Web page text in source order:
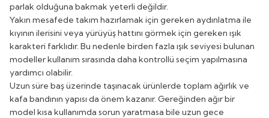
parlak olduğuna bakmak yeterli değildir.
Yakın mesafede takım hazırlamak için gereken aydınlatma ile
kıyının ilerisini veya yürüyüş hattını görmek için gereken ışık
karakteri farklıdır. Bu nedenle birden fazla ışık seviyesi bulunan
modeller kullanım sırasında daha kontrollü seçim yapılmasına
yardımcı olabilir.
Uzun süre baş üzerinde taşınacak ürünlerde toplam ağırlık ve
kafa bandının yapısı da önem kazanır. Gereğinden ağır bir
model kısa kullanımda sorun yaratmasa bile uzun gece